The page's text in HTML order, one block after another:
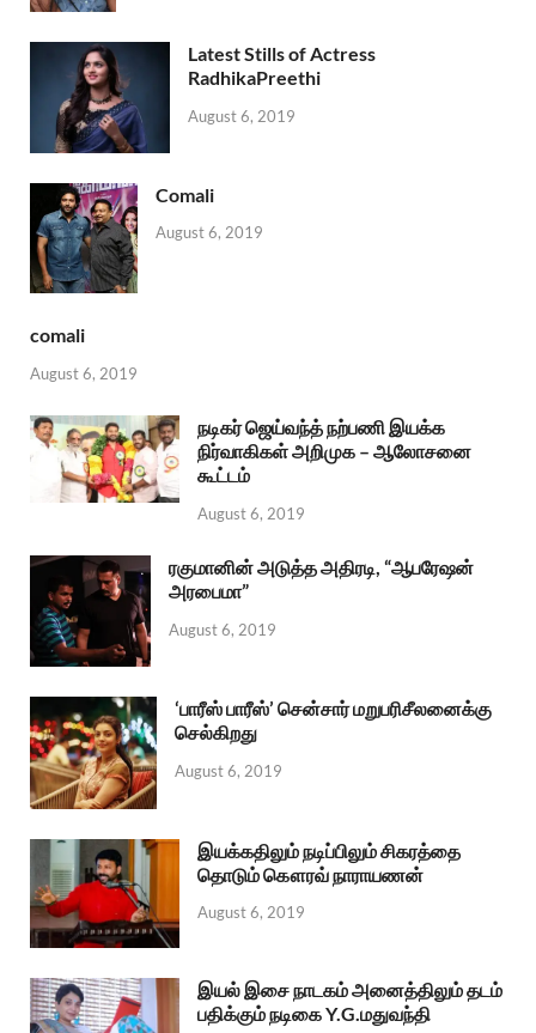
Latest Stills of Actress
RadhikaPreethi
August 6, 2019
Comali
August 6, 2019
comali
August 6, 2019
நடிகர் ஜெய்வந்த் நற்பணி இயக்க
நிர்வாகிகள் அறிமுக – ஆலோசனை
கூட்டம்
August 6, 2019
ரகுமானின் அடுத்த அதிரடி, “ஆபரேஷன்
அரபைமா”
August 6, 2019
‘பாரீஸ் பாரீஸ்’ சென்சார் மறுபரிசீலனைக்கு
செல்கிறது
August 6, 2019
இயக்கதிலும் நடிப்பிலும் சிகரத்தை
தொடும் கௌரவ் நாராயணன்
August 6, 2019
இயல் இசை நாடகம் அனைத்திலும் தடம்
பதிக்கும் நடிகை Y.G.மதுவந்தி